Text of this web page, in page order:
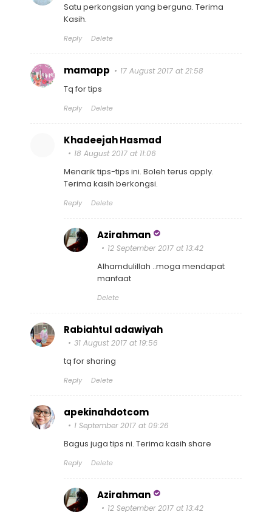
Satu perkongsian yang berguna. Terima
Kasih.
Reply Delete
mamapp 17 August 2017 at 21:58
Tq for tips
Reply Delete
Khadeejah Hasmad
18 August 2017 at 11:06
Menarik tips-tips ini. Boleh terus apply.
Terima kasih berkongsi.
Reply Delete
Azirahman
12 September 2017 at 13:42
Alhamdulillah ..moga mendapat
manfaat
Delete
Rabiahtul adawiyah
31 August 2017 at 19:56
tq for sharing
Reply Delete
apekinahdotcom
1 September 2017 at 09:26
Bagus juga tips ni. Terima kasih share
Reply Delete
Azirahman
12 September 2017 at 13:42